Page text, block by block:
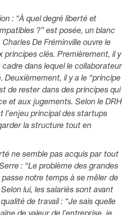
: “À quel degré liberté et
?” est posée, un blanc
De Fréminville ouvre le
principes clés. Premièrement, il y
cadre dans lequel le collaborateur
Deuxièmement, il y a le “principe
de rester dans des principes qui
et aux jugements. Selon le DRH
l’enjeu principal des startups
la structure tout en
ne semble pas acquis par tout
: “Le problème des grandes
passe notre temps à se mêler de
Selon lui, les salariés sont avant
de travail : “Je sais quelle